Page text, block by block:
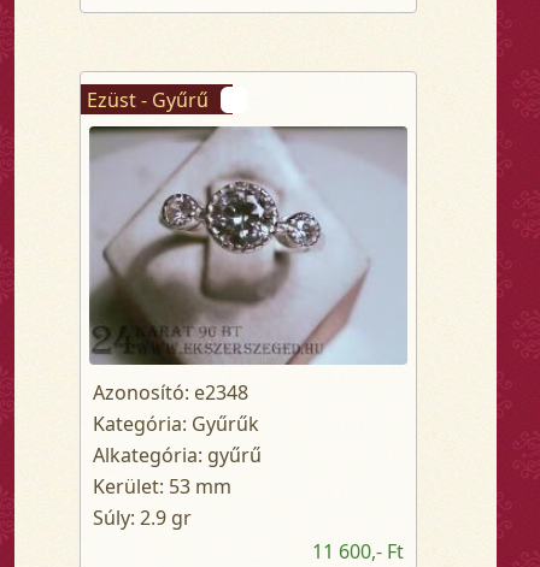
Ezüst - Gyűrű
Azonosító: e2348
Kategória: Gyűrűk
Alkategória: gyűrű
Kerület: 53 mm
Súly: 2.9 gr
11 600,- Ft